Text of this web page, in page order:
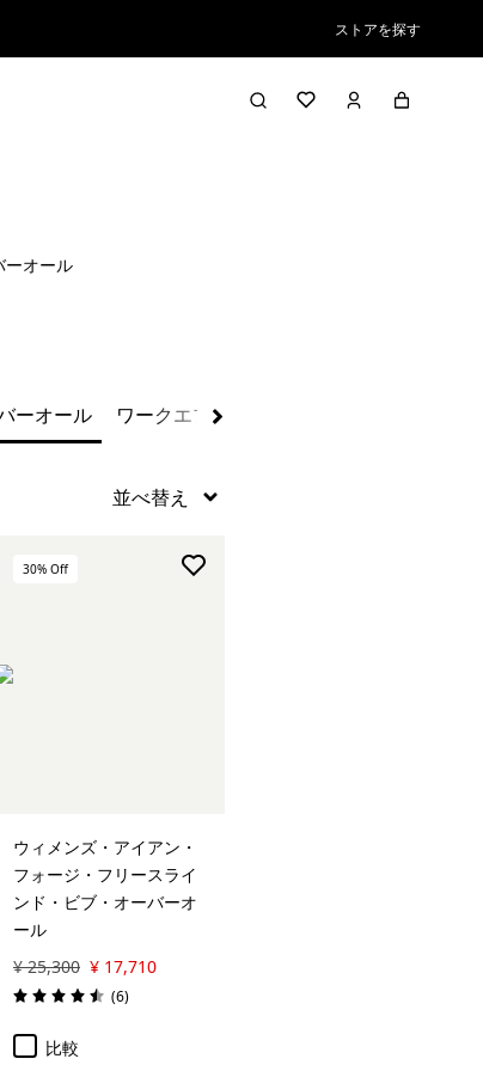
ストアを探す
ーオール
ーオール ワークエプロン＆アクセサリー
30% Off
ウィメンズ・アイアン・
フォージ・フリースライ
ンド・ビブ・オーバーオ
ール
¥ 25,300 ¥ 17,710
評価: 4.5 / 5 (6レビュー
)
比較